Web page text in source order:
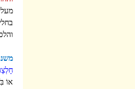
אוֹ